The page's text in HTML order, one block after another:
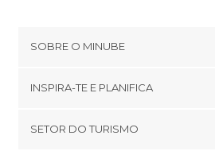
SOBRE O MINUBE
Términos e Condições
INSPIRA-TE E PLANIFICA
SETOR DO TURISMO